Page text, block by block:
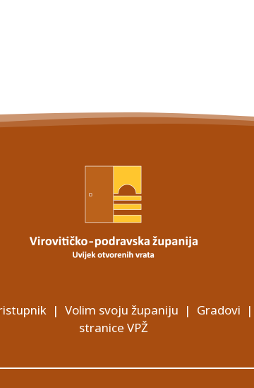
| Volim svoju županiju | Gradovi |
stranice VPŽ